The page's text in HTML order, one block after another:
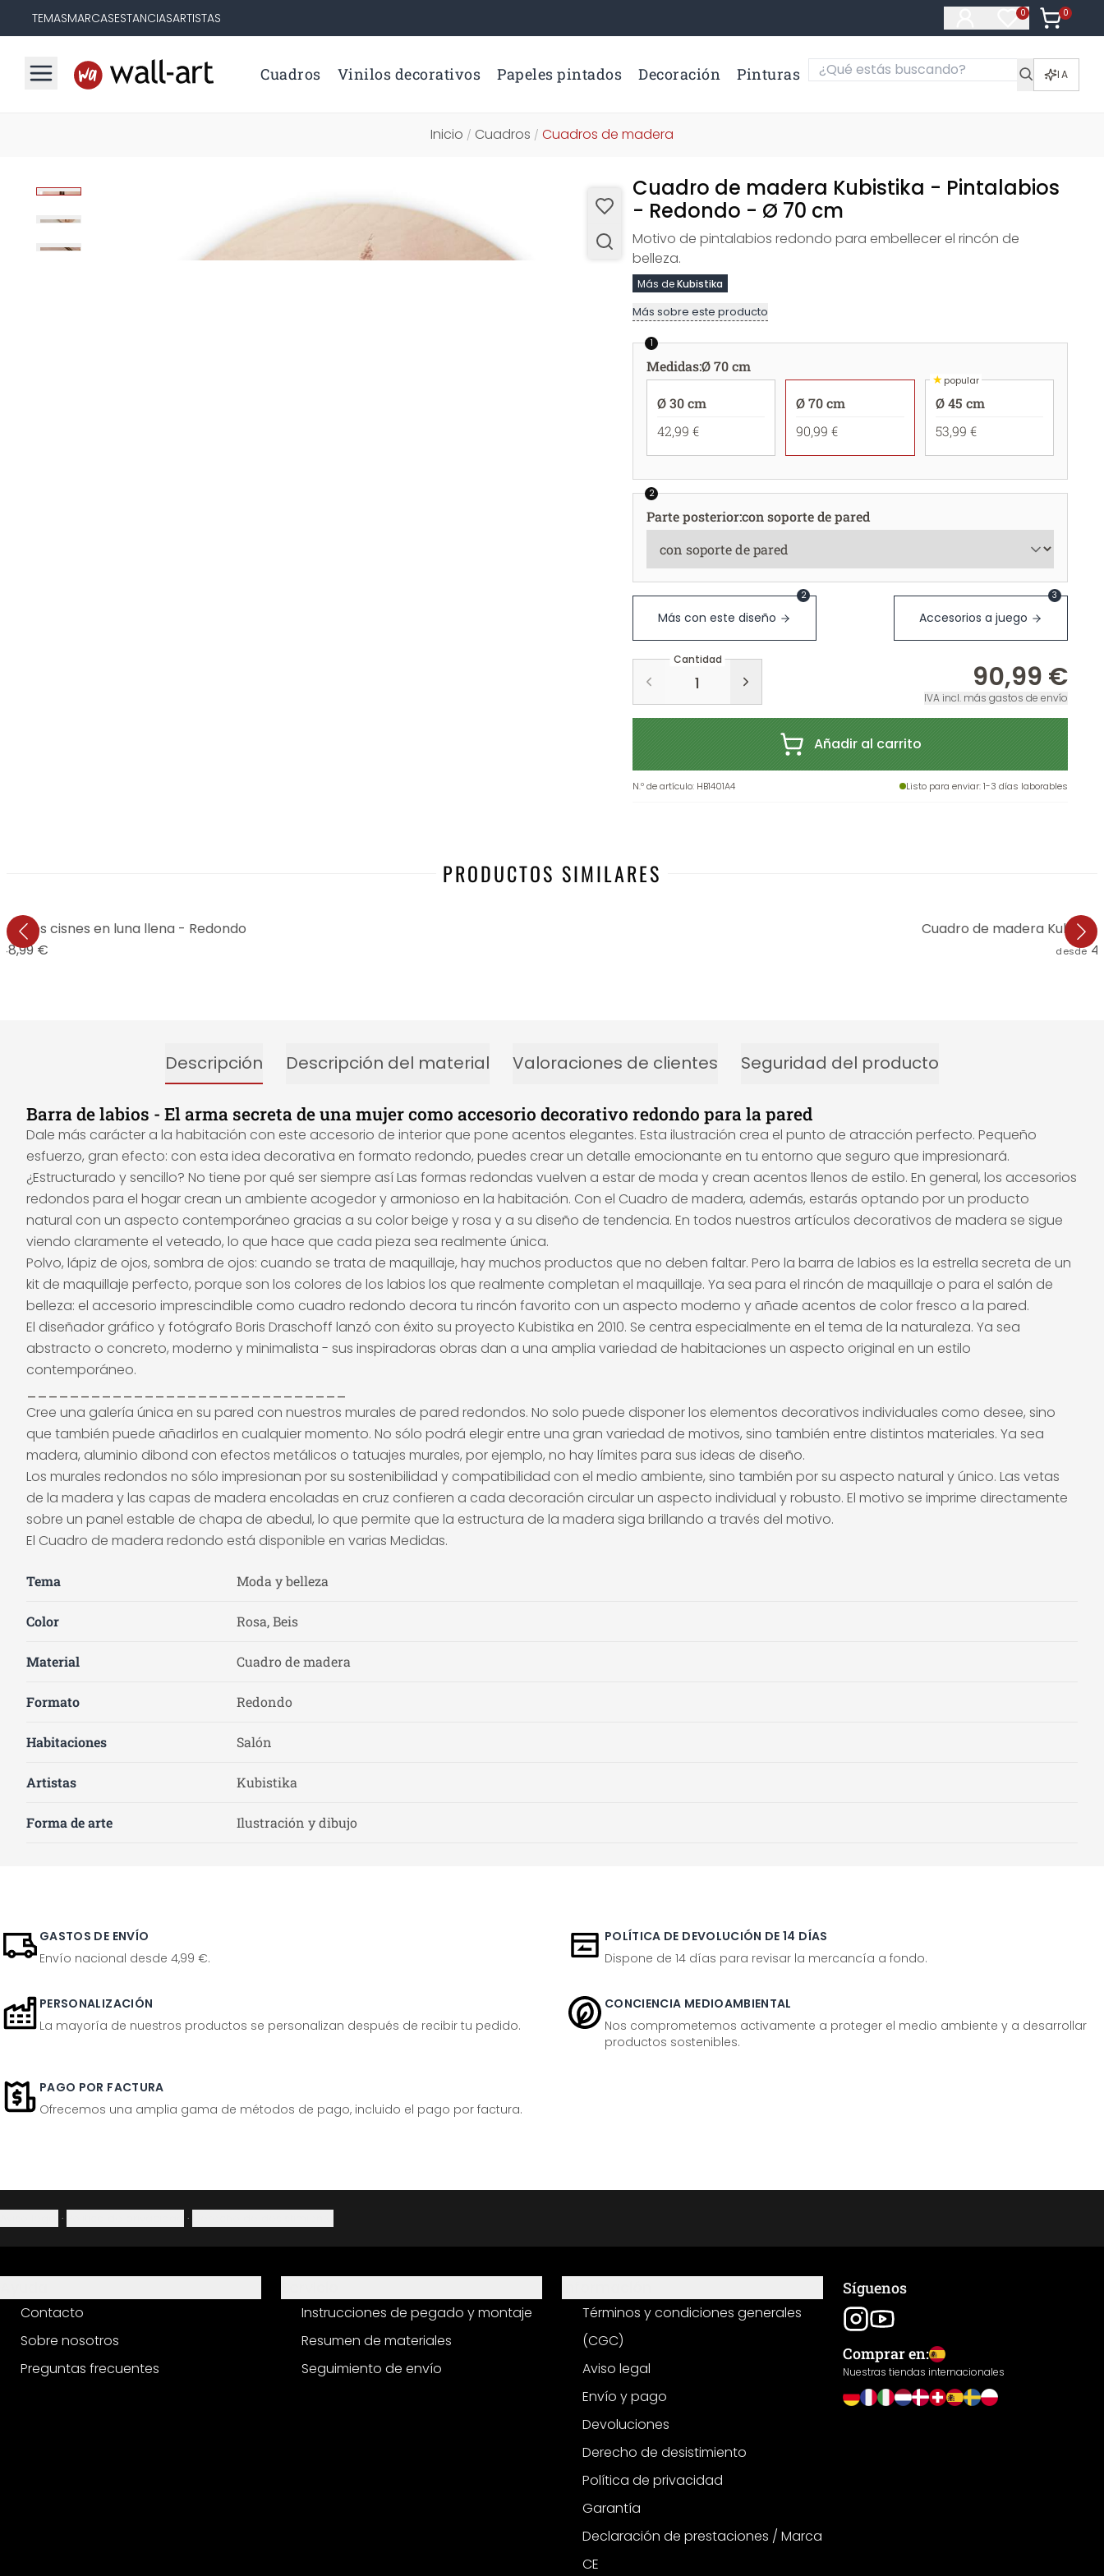
TEMASMARCASESTANCIASARTISTAS 0
Artículos en
0
Artículos
Cuadros Vinilos decorativos Papeles pintados Decoración Pinturas IA
Inicio / Cuadros / Cuadros de madera
Cuadro de madera Kubistika - Pintalabios
- Redondo - Ø 70 cm
Motivo de pintalabios redondo para embellecer el rincón de
belleza.
Más deKubistika
Más sobre este producto
1
Medidas:Ø 70 cm
Ø 30 cm
42,99 €
Ø 70 cm
90,99 €
★popular
Ø 45 cm
53,99 €
2
Parte posterior:con soporte de pared
Más con este diseño
2
Accesorios a juego
3
Cantidad
90,99 €
IVA incl. más gastos de envío
Añadir al carrito
N.º de artículo: HB1401A4 Listo para enviar: 1-3 días laborables
PRODUCTOS SIMILARES
los cisnes en luna llena - Redondo
48,99 €
Cuadro de madera
desde
Descripción Descripción del material Valoraciones de clientes Seguridad del producto
Barra de labios - El arma secreta de una mujer como accesorio decorativo redondo para la pared
Dale más carácter a la habitación con este accesorio de interior que pone acentos elegantes. Esta ilustración crea el punto de atracción perfecto. Pequeño
esfuerzo, gran efecto: con esta idea decorativa en formato redondo, puedes crear un detalle emocionante en tu entorno que seguro que impresionará.
¿Estructurado y sencillo? No tiene por qué ser siempre así Las formas redondas vuelven a estar de moda y crean acentos llenos de estilo. En general, los accesorios
redondos para el hogar crean un ambiente acogedor y armonioso en la habitación. Con el Cuadro de madera, además, estarás optando por un producto
natural con un aspecto contemporáneo gracias a su color beige y rosa y a su diseño de tendencia. En todos nuestros artículos decorativos de madera se sigue
viendo claramente el veteado, lo que hace que cada pieza sea realmente única.
Polvo, lápiz de ojos, sombra de ojos: cuando se trata de maquillaje, hay muchos productos que no deben faltar. Pero la barra de labios es la estrella secreta de un
kit de maquillaje perfecto, porque son los colores de los labios los que realmente completan el maquillaje. Ya sea para el rincón de maquillaje o para el salón de
belleza: el accesorio imprescindible como cuadro redondo decora tu rincón favorito con un aspecto moderno y añade acentos de color fresco a la pared.
El diseñador gráfico y fotógrafo Boris Draschoff lanzó con éxito su proyecto Kubistika en 2010. Se centra especialmente en el tema de la naturaleza. Ya sea
abstracto o concreto, moderno y minimalista - sus inspiradoras obras dan a una amplia variedad de habitaciones un aspecto original en un estilo
contemporáneo.
Cree una galería única en su pared con nuestros murales de pared redondos. No solo puede disponer los elementos decorativos individuales como desee, sino
que también puede añadirlos en cualquier momento. No sólo podrá elegir entre una gran variedad de motivos, sino también entre distintos materiales. Ya sea
madera, aluminio dibond con efectos metálicos o tatuajes murales, por ejemplo, no hay límites para sus ideas de diseño.
Los murales redondos no sólo impresionan por su sostenibilidad y compatibilidad con el medio ambiente, sino también por su aspecto natural y único. Las vetas
de la madera y las capas de madera encoladas en cruz confieren a cada decoración circular un aspecto individual y robusto. El motivo se imprime directamente
sobre un panel estable de chapa de abedul, lo que permite que la estructura de la madera siga brillando a través del motivo.
El Cuadro de madera redondo está disponible en varias Medidas.
Tema Moda y belleza
Color Rosa, Beis
Material Cuadro de madera
Formato Redondo
Habitaciones Salón
Artistas Kubistika
Forma de arte Ilustración y dibujo
GASTOS DE ENVÍO
Envío nacional desde 4,99 €.
POLÍTICA DE DEVOLUCIÓN DE 14 DÍAS
Dispone de 14 días para revisar la mercancía a fondo.
PERSONALIZACIÓN
La mayoría de nuestros productos se personalizan después de recibir tu pedido.
CONCIENCIA MEDIOAMBIENTAL
Nos comprometemos activamente a proteger el medio ambiente y a desarrollar
productos sostenibles.
PAGO POR FACTURA
Ofrecemos una amplia gama de métodos de pago, incluido el pago por factura.
· ·
Contacto
Sobre nosotros
Preguntas frecuentes
Instrucciones de pegado y montaje
Resumen de materiales
Seguimiento de envío
Términos y condiciones generales
(CGC)
Aviso legal
Envío y pago
Devoluciones
Derecho de desistimiento
Política de privacidad
Garantía
Declaración de prestaciones / Marca
CE
Síguenos
Comprar en:
Nuestras tiendas internacionales